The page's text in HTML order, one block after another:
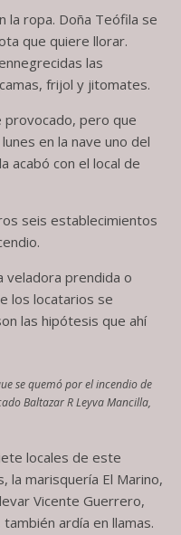
la ropa. Doña Teófila se
que quiere llorar.
las
frijol y jitomates.
provocado, pero que
en la nave uno del
acabó con el local de
seis establecimientos
veladora prendida o
los locatarios se
las hipótesis que ahí
se quemó por el incendio de
Baltazar R Leyva Mancilla,
locales de este
la marisquería El Marino,
Vicente Guerrero,
ardía en llamas.